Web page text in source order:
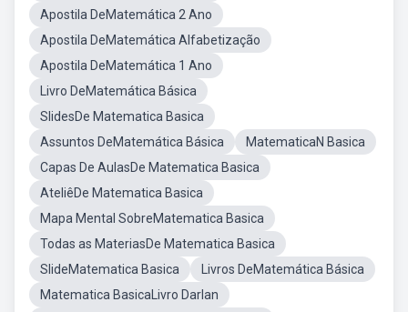
Apostila DeMatemática 2 Ano
Apostila DeMatemática Alfabetização
Apostila DeMatemática 1 Ano
Livro DeMatemática Básica
SlidesDe Matematica Basica
Assuntos DeMatemática Básica
MatematicaN Basica
Capas De AulasDe Matematica Basica
AteliêDe Matematica Basica
Mapa Mental SobreMatematica Basica
Todas as MateriasDe Matematica Basica
SlideMatematica Basica
Livros DeMatemática Básica
Matematica BasicaLivro Darlan